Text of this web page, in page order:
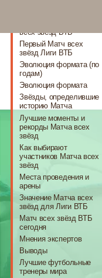
всех звёзд ВТБ
Первый Матч всех
звёзд Лиги ВТБ
Эволюция формата (по
годам)
Эволюция формата
Звёзды, определившие
историю Матча
Лучшие моменты и
рекорды Матча всех
звёзд
Как выбирают
участников Матча всех
звёзд
Места проведения и
арены
Значение Матча всех
звёзд для Лиги ВТБ
Матч всех звёзд ВТБ
сегодня
Мнения экспертов
Выводы
Лучшие футбольные
тренеры мира